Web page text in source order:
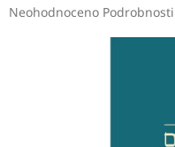
Průměrné
Neohodnoceno